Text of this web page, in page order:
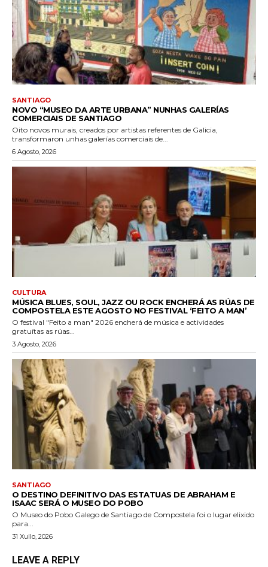
SANTIAGO
NOVO “MUSEO DA ARTE URBANA” NUNHAS GALERÍAS
COMERCIAIS DE SANTIAGO
Oito novos murais, creados por artistas referentes de Galicia,
transformaron unhas galerías comerciais de...
6 Agosto, 2026
CULTURA
MÚSICA BLUES, SOUL, JAZZ OU ROCK ENCHERÁ AS RÚAS DE
COMPOSTELA ESTE AGOSTO NO FESTIVAL ‘FEITO A MAN’
O festival "Feito a man" 2026 encherá de música e actividades
gratuítas as rúas...
3 Agosto, 2026
SANTIAGO
O DESTINO DEFINITIVO DAS ESTATUAS DE ABRAHAM E
ISAAC SERÁ O MUSEO DO POBO
O Museo do Pobo Galego de Santiago de Compostela foi o lugar elixido
para...
31 Xullo, 2026
LEAVE A REPLY